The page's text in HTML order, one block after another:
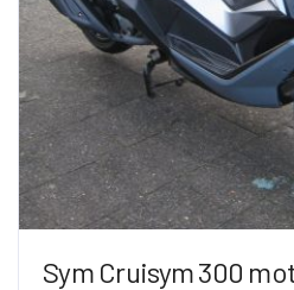
Sym Cruisym 300